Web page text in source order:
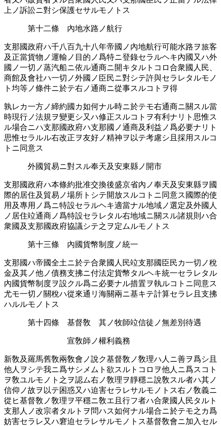
上ノ訴訟ニ對シ保護セサルモノトス
第十二條 內地水路ノ航行
支那國政府ハ千八百九十八年帝國ノ內地航行可能水路ヲ旅客
及正當貨物ノ運󠄁輸ノ目的ノ爲特ニ登錄セラルヘキ內國又ハ外
國ノ一切ノ蒸汽船ニ依ル通󠄁商ニ開キタルトコロ合衆國人民、
商館及會社ハ一切ノ外國ノ臣民ニ對シテ許與セラレタルモノ
ト均等ノ條件ニ於テ右ノ通󠄁商ニ從事スルコトヲ得
孰レカ一方ノ締約國カ如何ナル時ニ於テモ右通󠄁商ニ關スル當
時現行ノ法規ヲ變更シ又ハ修正スルコトヲ有利ナリト思惟ス
ル場合ニハ支那國政府ハ支那國ノ通󠄁商及利益ノ爲必要󠄁ナリト
思惟セラルル右改正ヲ友好ノ精神ヲ以テ考慮シ且採󠄁用スルコ
トニ同意ス
外國貿易ニ對スル奉天及安東縣ノ開市
支那國政府ハ本條約批准交換後盛京省內ノ奉天及安東縣ヲ國
際的居住及貿易ノ場所󠄁トシテ開放スルコトニ同意ス國際的使
用及專用ノ爲ニ特設セラルヘキ適󠄁當ナル地域ノ選󠄁定及外國人
ノ居住竝通󠄁商ノ爲特設セラレタル右地域ニ關スル諸規則ハ合
衆國及支那國政府協議シテ之ヲ定ムルモノトス
第十三條 內國貨幣󠄁制度ノ統一
支那國ハ帝國全土ニ於テ合衆國人民竝支那國臣民カ一切ノ稅
金及其ノ他ノ債務支拂ニ付法定貨幣󠄁タルヘキ統一セラレタル
內國貨幣󠄁制度ヲ設クル爲ニ必要󠄁ナル措置ヲ執ルコトニ同意ス
尤モ一切ノ關稅ハ從來通󠄁リ海關兩ニ基キテ計算セラレ且支拂
ハルルモノトス
第十四條 基督敎 其ノ牧師竝信徒ノ無差別待遇󠄁
宣敎師ノ權利義務
新敎及羅馬舊敎兩敎會ノ說ク基督敎ノ敎理ハ人ニ善ヲ爲シ且
他人ヲシテ我ニ爲サシメムト欲スルトコロヲ他人ニ爲スコト
ヲ敎ユルモノト之ヲ認󠄁ム右ノ敎理ヲ靜穩ニ說敎スル者ハ其ノ
信仰ノ故ヲ以テ困惑又ハ迫󠄁害󠄂セラレサルモノトス右ノ敎義ニ
從ヒ基督敎ノ敎理ヲ平穩ニ敎エ且行フ者ハ合衆國人民タルト
支那人ノ改宗者タルトヲ問ハス如何ナル場合ニ於テモ之カ爲
妨害󠄂セラレ又ハ窘迫󠄁セラレサルモノトス基督敎會ニ加入セル